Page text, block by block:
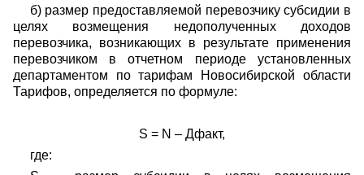
б) размер предоставляемой перевозчику субсидии в
целях возмещения недополученных доходов
перевозчика, возникающих в результате применения
перевозчиком в отчетном периоде установленных
департаментом по тарифам Новосибирской области
Тарифов, определяется по формуле:
S = N – Дфакт,
где: